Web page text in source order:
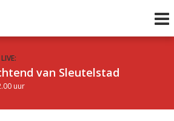
van Sleutelstad
uur